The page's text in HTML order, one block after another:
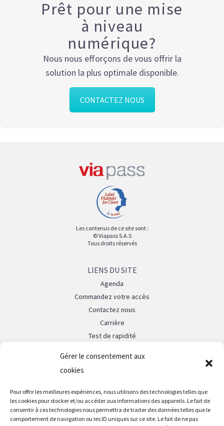
Gérer le consentement aux
cookies
Pour offrir les meilleures expériences, nous utilisons des technologies telles que
les cookies pour stocker et/ou accéder aux informations des appareils. Le fait de
consentir à ces technologies nous permettra de traiter des données telles que le
comportement de navigation ou les ID uniques sur ce site. Le fait de ne pas
Prêt pour une mise
à niveau
numérique?
Nous nous efforçons de vous offrir la
solution la plus optimale disponible.
CONTACTEZ NOUS
Les contenus de ce site sont :
© Viapass S.A.S
Tous droits réservés
LIENS DU SITE
Agenda
Commandez votre accès
Contactez nous
Carrière
Test de rapidité
Mentions légales
Politique de confidentialité